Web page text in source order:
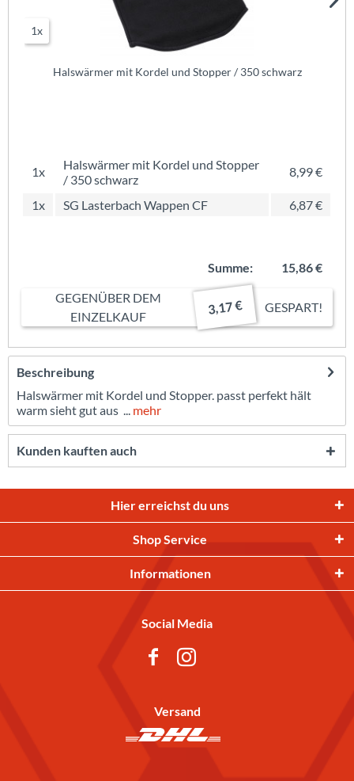
1x
Halswärmer mit Kordel und Stopper / 350 schwarz
1x
Halswärmer mit Kordel und Stopper
/ 350 schwarz
8,99 €
1x SG Lasterbach Wappen CF 6,87 €
Summe:
15,86 €
GEGENÜBER DEM
EINZELKAUF
3,17 € GESPART!
Beschreibung
Halswärmer mit Kordel und Stopper. passt perfekt hält
warm sieht gut aus ... mehr
Kunden kauften auch
Hier erreichst du uns
Shop Service
Informationen
Social Media
Versand